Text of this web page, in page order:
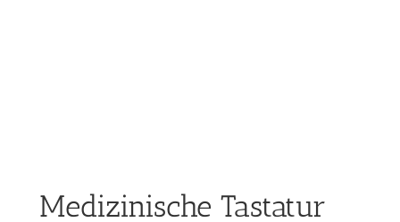
Medizinische Tastatur